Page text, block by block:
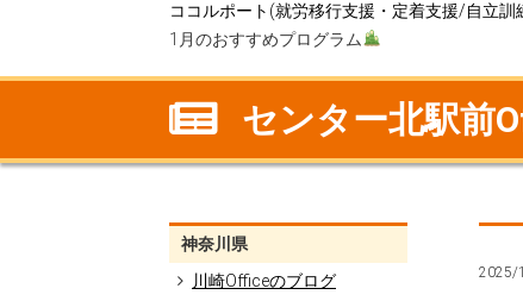
ココルポート(就労移行支援・定着支援/自立訓
1月のおすすめプログラム
センター北駅前
神奈川県
川崎Officeのブログ
2025/